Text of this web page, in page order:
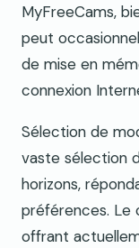
MyFreeCams,
peut
de mise en
connexion
Sélection de
vaste sélection
horizons,
préférences. Le
offrant